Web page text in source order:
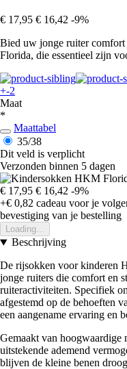
€ 17,95 € 16,42 -9%
Bied uw jonge ruiter
Florida, die essentieel zijn
+-2
Maat
*
Maattabel
35/38
Dit veld is verplicht
Verzonden binnen 5 dagen
€ 17,95 € 16,42 -9%
+€ 0,82 cadeau voor je
bevestiging van je bestelling
Loading...
Beschrijving
De rijsokken voor kinderen
jonge ruiters die comfort en
ruiteractiviteiten. Specifiek
afgestemd op de behoeften
een aangename ervaring en
Gemaakt van hoogwaardige
uitstekende ademend
blijven de kleine benen